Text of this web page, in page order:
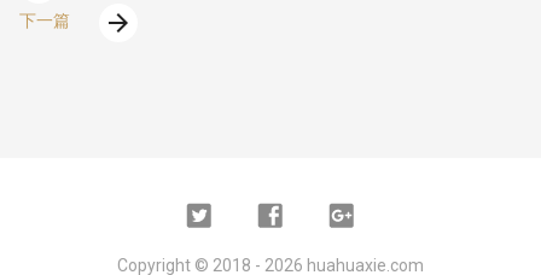
下一篇
arrow_forward
Twitter FacebookGoogle
Copyright © 2018 - 2026 huahuaxie.com